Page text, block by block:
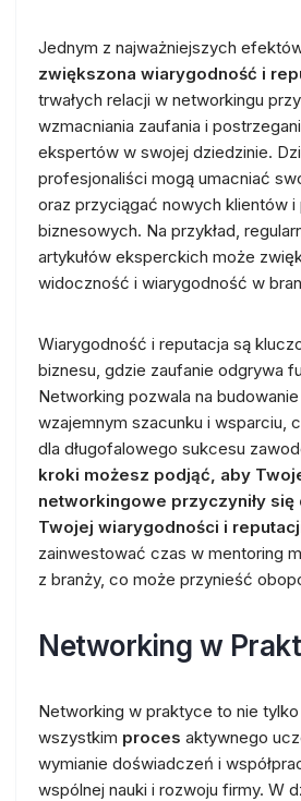
Jednym z najważniejszych
zwiększona wiarygodność i
trwałych relacji w networkingu
wzmacniania zaufania i
ekspertów w swojej dziedzinie.
profesjonaliści mogą umacniać
oraz przyciągać nowych klientów i
biznesowych. Na przykład,
artykułów eksperckich może
widoczność i wiarygodność w
Wiarygodność i reputacja są
biznesu, gdzie zaufanie odgrywa
Networking pozwala na
wzajemnym szacunku i wsparciu,
dla długofalowego sukcesu
kroki możesz podjąć, aby
networkingowe przyczyniły
Twojej wiarygodności i
zainwestować czas w mentoring
z branży, co może przynieść
Networking w
Networking w praktyce to nie
wszystkim proces aktywnego
wymianie doświadczeń i
wspólnej nauki i rozwoju firmy. W